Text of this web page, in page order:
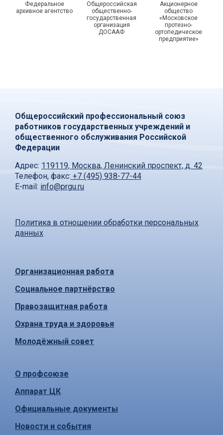
Федеральное
архивное агентство
Общероссийская
общественно-
государственная
организация
ДОСААФ
Акционерное
общество
«Московское
протезно-
ортопедическое
предприятие»
Общероссийский профессиональный союз
работников государственных учреждений и
общественного обслуживания Российской
Федерации
Адрес: 119119, Москва, Ленинский проспект, д. 42
Телефон, факс: +7 (495) 938-77-44
E-mail: info@prgu.ru
Политика в отношении обработки персональных
данных
Организационная работа
Социальное партнёрство
Правозащитная работа
Охрана труда и здоровья
Молодёжный совет
О профсоюзе
Аппарат ЦК
Официальные документы
Новости и события